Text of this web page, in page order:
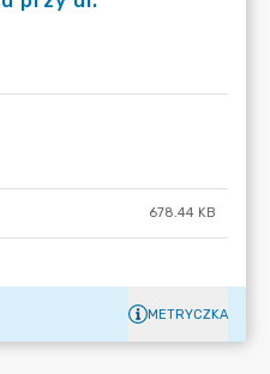
678.44 KB
METRYCZKA